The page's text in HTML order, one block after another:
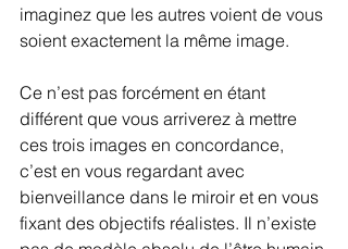
imaginez que les autres voient de vous
soient exactement la même image.
Ce n’est pas forcément en étant
différent que vous arriverez à mettre
ces trois images en concordance,
c’est en vous regardant avec
bienveillance dans le miroir et en vous
fixant des objectifs réalistes. Il n’existe